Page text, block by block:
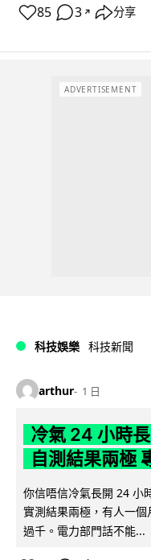
85 3 ↗ 分享
ADVERTISEMENT
科技娛樂 科技新聞
arthur 1 日
冷氣 24 小時
自測結果兩極
你信唔信冷氣長開 24 小
實測結果兩極，有人一
過千。電力部門話不能...